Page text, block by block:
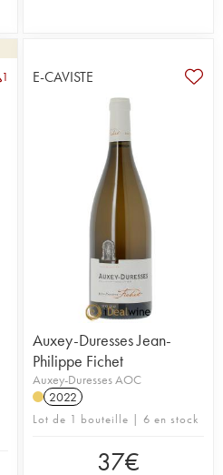
1 E-CAVISTE
Auxey-Duresses Jean-
Philippe Fichet
Auxey-Duresses AOC
2022
Lot de 1 bouteille | 6 en stock
37€